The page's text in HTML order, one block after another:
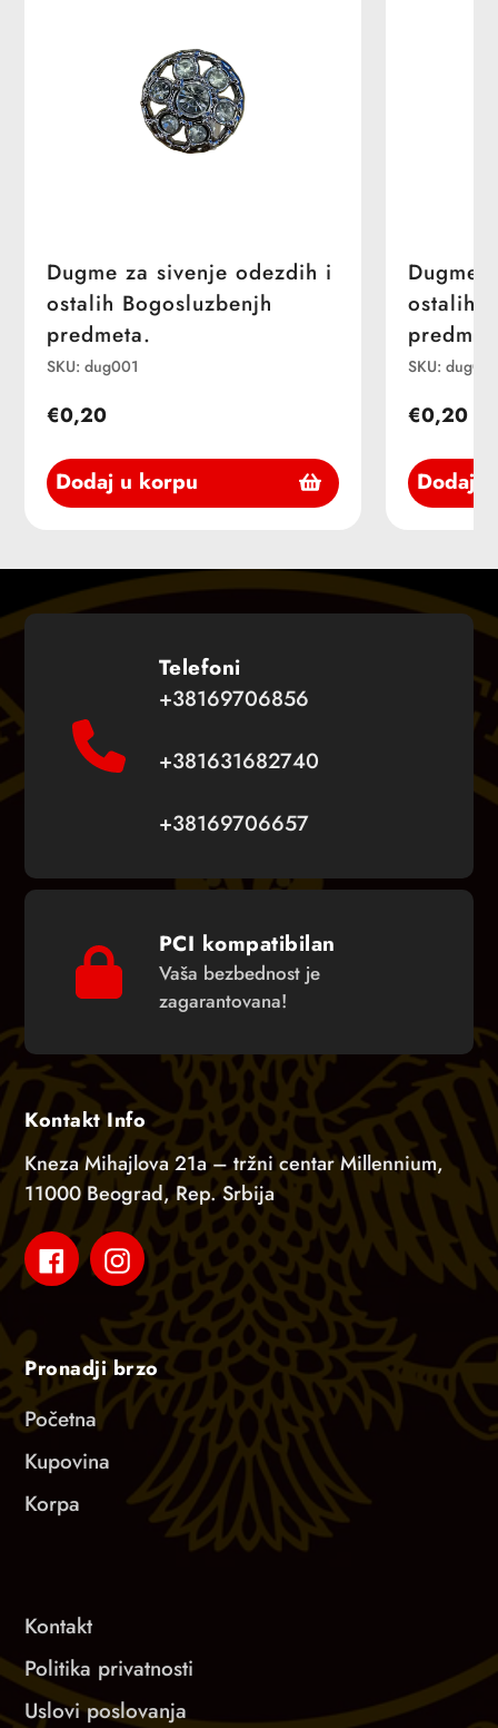
Dugme za sivenje odezdih i
ostalih Bogosluzbenjh
predmeta.
SKU: dug001
€0,20
Dodaj u korpu
Dugme
ostalih
SKU:
€0,20
Dodaj
Telefoni
+38169706856
+381631682740
+38169706657
PCI kompatibilan
Vaša bezbednost je
zagarantovana!
Kontakt Info
Kneza Mihajlova 21a – tržni centar Millennium,
11000 Beograd, Rep. Srbija
FacebookInstagram
Pronadji brzo
Početna
Kupovina
Korpa
Kontakt
Politika privatnosti
Uslovi poslovanja